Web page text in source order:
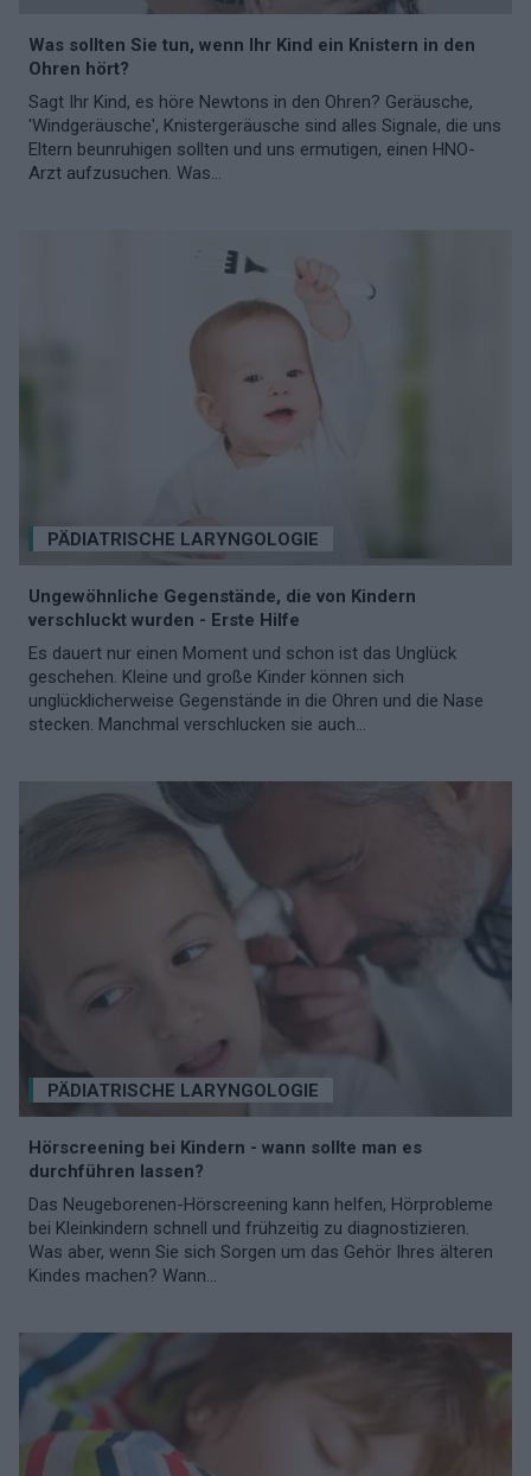
Was sollten Sie tun, wenn Ihr Kind ein Knistern in den
Ohren hört?
Sagt Ihr Kind, es höre Newtons in den Ohren? Geräusche,
'Windgeräusche', Knistergeräusche sind alles Signale, die uns
Eltern beunruhigen sollten und uns ermutigen, einen HNO-
Arzt aufzusuchen. Was...
PÄDIATRISCHE LARYNGOLOGIE
Ungewöhnliche Gegenstände, die von Kindern
verschluckt wurden - Erste Hilfe
Es dauert nur einen Moment und schon ist das Unglück
geschehen. Kleine und große Kinder können sich
unglücklicherweise Gegenstände in die Ohren und die Nase
stecken. Manchmal verschlucken sie auch...
PÄDIATRISCHE LARYNGOLOGIE
Hörscreening bei Kindern - wann sollte man es
durchführen lassen?
Das Neugeborenen-Hörscreening kann helfen, Hörprobleme
bei Kleinkindern schnell und frühzeitig zu diagnostizieren.
Was aber, wenn Sie sich Sorgen um das Gehör Ihres älteren
Kindes machen? Wann...